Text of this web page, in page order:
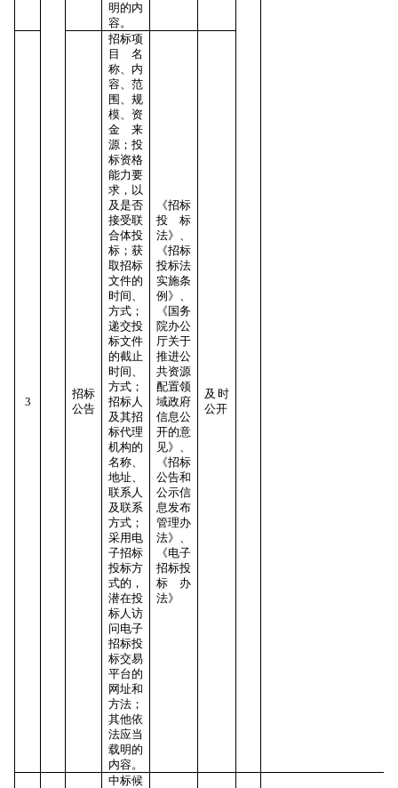
明的内
容。
3
招标
公告
招标项
目名
称、内
容、范
围、规
模、资
金来
源；投
标资格
能力要
求，以
及是否
接受联
合体投
标；获
取招标
文件的
时间、
方式；
递交投
标文件
的截止
时间、
方式；
招标人
及其招
标代理
机构的
名称、
地址、
联系人
及联系
方式；
采用电
子招标
投标方
式的，
潜在投
标人访
问电子
招标投
标交易
平台的
网址和
方法；
其他依
法应当
载明的
内容。
《招标
投标
法》、
《招标
投标法
实施条
例》、
《国务
院办公
厅关于
推进公
共资源
配置领
域政府
信息公
开的意
见》、
《招标
公告和
公示信
息发布
管理办
法》、
《电子
招标投
标办
法》
及时
公开
中标候